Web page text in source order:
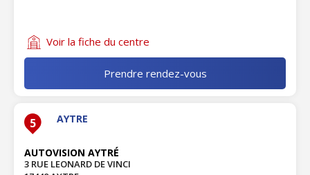
Voir la fiche du centre
Prendre rendez-vous
5 AYTRE
AUTOVISION AYTRÉ
3 RUE LEONARD DE VINCI